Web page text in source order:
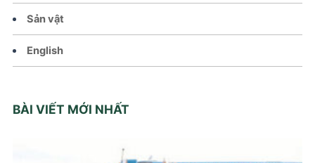
Sản vật
English
BÀI VIẾT MỚI NHẤT